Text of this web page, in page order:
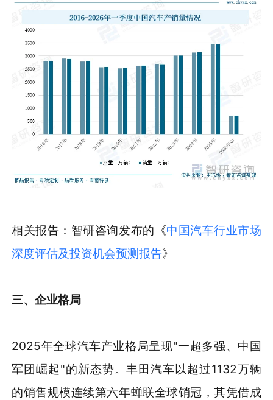
相关报告：智研咨询发布的《中国汽车行业市场
深度评估及投资机会预测报告》
三、企业格局
2025年全球汽车产业格局呈现"一超多强、中国
军团崛起"的新态势。丰田汽车以超过1132万辆
的销售规模连续第六年蝉联全球销冠，其凭借成